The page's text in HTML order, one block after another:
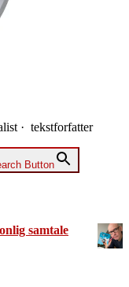
· tekstforfatter
Button
samtale